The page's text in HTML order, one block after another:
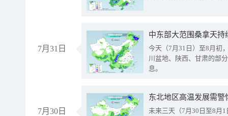
7月31日
中东部大范围桑拿天
今天（7月31日）至8月初
川盆地、陕西、甘肃的部
息。
7月30日
东北地区高温发展需
未来三天（7月30日至8月